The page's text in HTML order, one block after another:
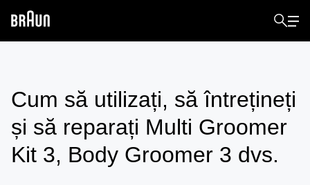
Cum să utilizați, să întrețineți
și să reparați Multi Groomer
Kit 3, Body Groomer 3 dvs.